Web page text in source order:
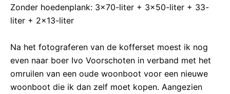
Zonder hoedenplank: 3×70-liter + 3×50-liter + 33-
liter + 2×13-liter
Na het fotograferen van de kofferset moest ik nog
even naar boer Ivo Voorschoten in verband met het
omruilen van een oude woonboot voor een nieuwe
woonboot die ik dan zelf moet kopen. Aangezien